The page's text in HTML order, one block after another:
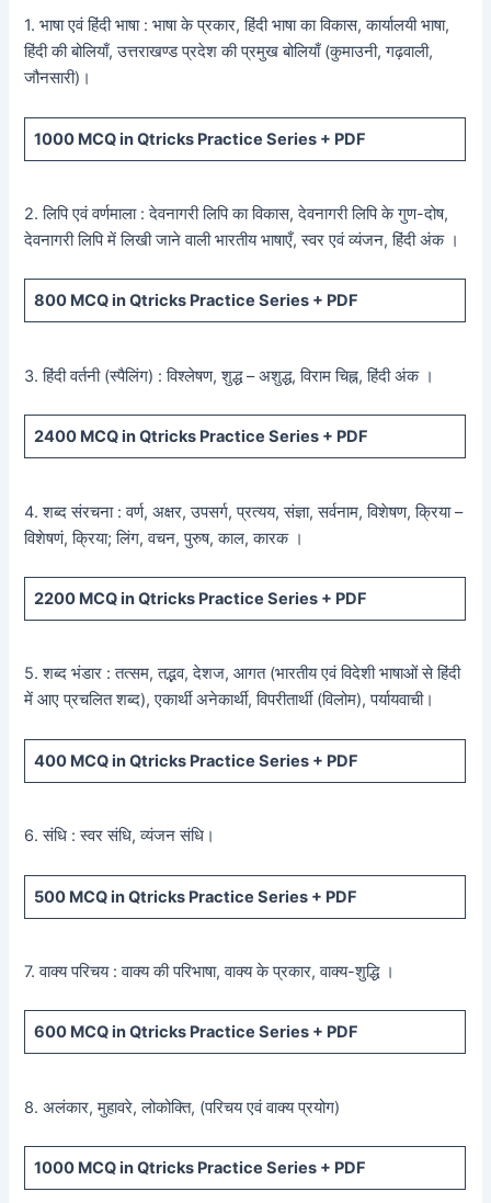
1. भाषा एवं हिंदी भाषा : भाषा के प्रकार, हिंदी भाषा का विकास, कार्यालयी भाषा,
हिंदी की बोलियाँ, उत्तराखण्ड प्रदेश की प्रमुख बोलियाँ (कुमाउनी, गढ़वाली,
जौनसारी)।
1000 MCQ in Qtricks Practice Series + PDF
2. लिपि एवं वर्णमाला : देवनागरी लिपि का विकास, देवनागरी लिपि के गुण-दोष,
देवनागरी लिपि में लिखी जाने वाली भारतीय भाषाएँ, स्वर एवं व्यंजन, हिंदी अंक ।
800 MCQ in Qtricks Practice Series + PDF
3. हिंदी वर्तनी (स्पैलिंग) : विश्लेषण, शुद्ध – अशुद्ध, विराम चिह्न, हिंदी अंक ।
2400 MCQ in Qtricks Practice Series + PDF
4. शब्द संरचना : वर्ण, अक्षर, उपसर्ग, प्रत्यय, संज्ञा, सर्वनाम, विशेषण, क्रिया –
विशेषणं, क्रिया; लिंग, वचन, पुरुष, काल, कारक ।
2200 MCQ in Qtricks Practice Series + PDF
5. शब्द भंडार : तत्सम, तद्भव, देशज, आगत (भारतीय एवं विदेशी भाषाओं से हिंदी
में आए प्रचलित शब्द), एकार्थी अनेकार्थी, विपरीतार्थी (विलोम), पर्यायवाची।
400 MCQ in Qtricks Practice Series + PDF
6. संधि : स्वर संधि, व्यंजन संधि।
500 MCQ in Qtricks Practice Series + PDF
7. वाक्य परिचय : वाक्य की परिभाषा, वाक्य के प्रकार, वाक्य-शुद्धि ।
600 MCQ in Qtricks Practice Series + PDF
8. अलंकार, मुहावरे, लोकोक्ति, (परिचय एवं वाक्य प्रयोग)
1000 MCQin Qtricks Practice Series + PDF